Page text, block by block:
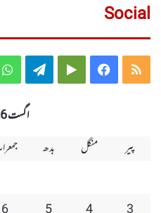
Social
RSS
Facebook
Google
اگست 2026
پیر
منگل بدھ